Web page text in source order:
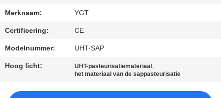
CONTACTEER
ONS
Merknaam: YGT
Certificering: CE
Modelnummer: UHT-SAP
Hoog licht: UHT-pasteurisatiemateriaal ,
het materiaal van de sappasteurisatie